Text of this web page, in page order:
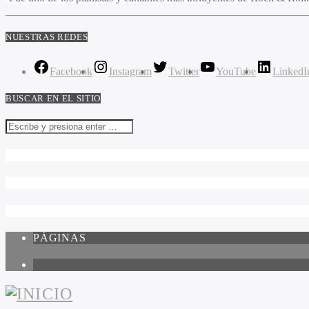
NUESTRAS REDES
Facebook Instagram Twitter YouTube
BUSCAR EN EL SITIO
PÁGINAS